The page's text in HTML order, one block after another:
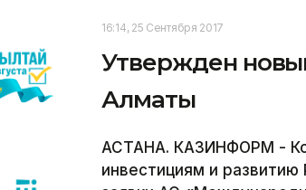
16:14, 25 Сентября 2017
Утвержден
Алматы
АСТАНА. КАЗИНФОРМ -
инвестициям и развитию